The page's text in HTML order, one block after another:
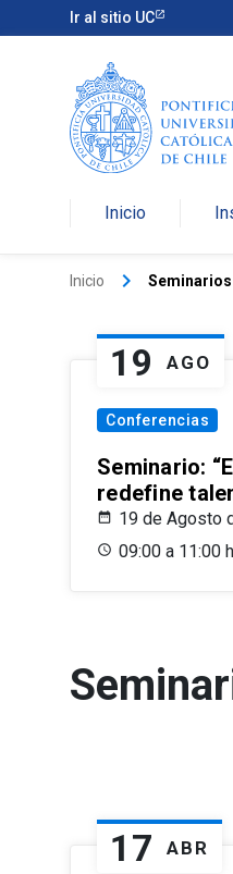
Ir al sitio UC
Inicio
Inicio keyboard_arrow_right Seminarios
19 AGO
Conferencias
Seminario:
redefine
19 de Agosto
09:00 a 11:00
17 ABR